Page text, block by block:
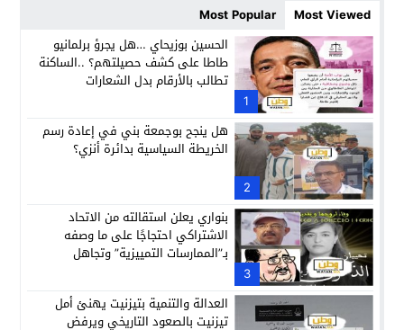
Most Viewed
Most Popular
1
الحسين بوزيحاي …هل يجرؤ برلمانيو
طاطا على كشف حصيلتهم؟ ..الساكنة
تطالب بالأرقام بدل الشعارات
2
هل ينجح بوجمعة بني في إعادة رسم
الخريطة السياسية بدائرة أنزي؟
3
بنواري يعلن استقالته من الاتحاد
الاشتراكي احتجاجًا على ما وصفه
بـ”الممارسات التمييزية” وتجاهل
العدالة والتنمية بتيزنيت يهنئ أمل
تيزنيت بالصعود التاريخي ويرفض